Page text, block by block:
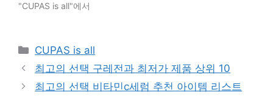
"CUPAS is all"에서
Categories
CUPAS is all
최고의 선택 구레전과 최저가 제품 상위 10
최고의 선택 비타민c세럼 추천 아이템 리스트